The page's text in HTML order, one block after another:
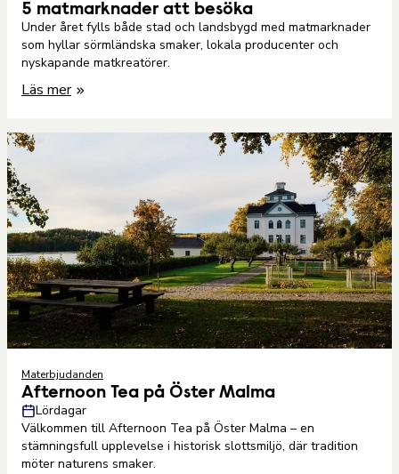
5 matmarknader att besöka
Under året fylls både stad och landsbygd med matmarknader
som hyllar sörmländska smaker, lokala producenter och
nyskapande matkreatörer.
Läs mer
Materbjudanden
Afternoon Tea på Öster Malma
Lördagar
Välkommen till Afternoon Tea på Öster Malma – en
stämningsfull upplevelse i historisk slottsmiljö, där tradition
möter naturens smaker.